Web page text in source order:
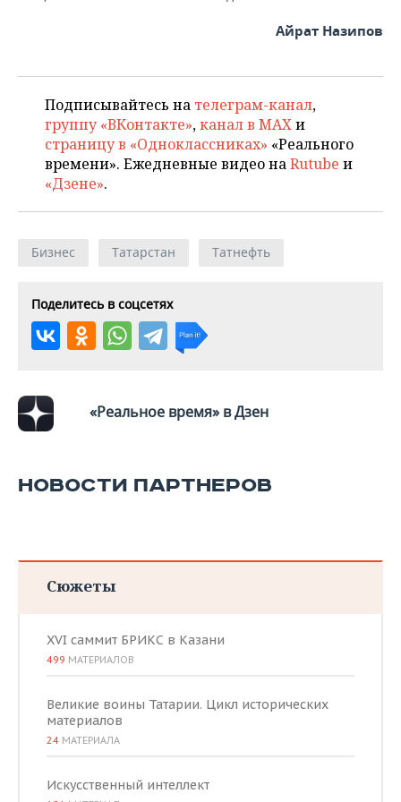
Айрат Назипов
Подписывайтесь на телеграм-канал,
группу «ВКонтакте»,канал в MAXи
страницу в «Одноклассниках» «Реального
времени». Ежедневные видео наRutube и
«Дзене».
Бизнес Татарстан Татнефть
Поделитесь в соцсетях
«Реальное время» в Дзен
НОВОСТИ ПАРТНЕРОВ
Сюжеты
XVI саммит БРИКС в Казани
499 МАТЕРИАЛОВ
Великие воины Татарии. Цикл исторических
материалов
24 МАТЕРИАЛА
Искусственный интеллект